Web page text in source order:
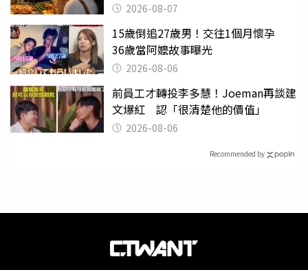
2026-08-07
15歲倒追27歲男！交往1個月懷孕
36歲當阿嬤故事曝光
2026-08-06
前員工才轉投李多慧！Joeman再談建
文爆紅 認「很清楚他的價值」
2026-08-06
Recommended by